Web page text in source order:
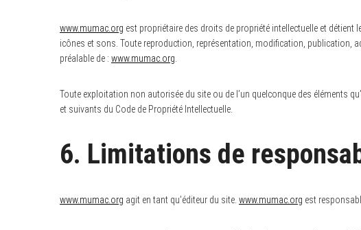
www.mumac.org est propriétaire des droits de propriété intellectuelle et
icônes et sons. Toute reproduction, représentation, modification, publication,
préalable de : www.mumac.org
Toute exploitation non autorisée du site ou de l’un quelconque des éléments
et suivants du Code de Propriété Intellectuelle.
6. Limitations de
www.mumac.org agit en tant qu’éditeur du site. www.mumac.org est